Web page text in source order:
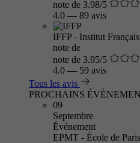
note de 3.98/5
4.0 — 89 avis
IFFP - Institut
note de
note de 3.95/5
4.0 — 59 avis
Tous les avis
PROCHAINS
09
Septembre
Événement
EPMT - École de